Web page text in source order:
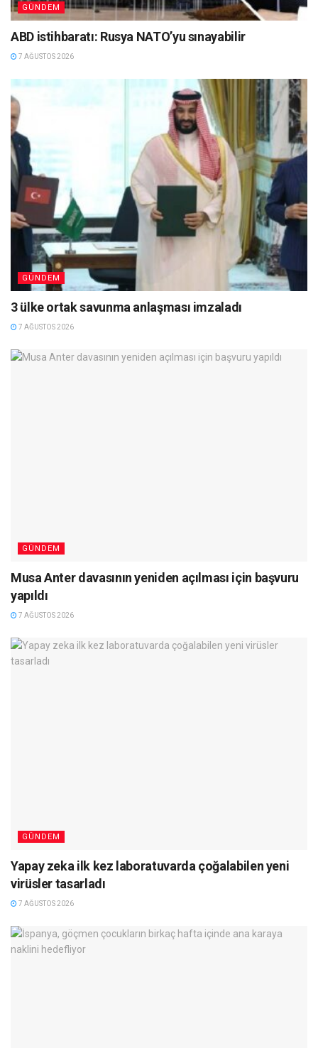
GÜNDEM
ABD istihbaratı: Rusya NATO’yu sınayabilir
7 AĞUSTOS 2026
GÜNDEM
3 ülke ortak savunma anlaşması imzaladı
7 AĞUSTOS 2026
GÜNDEM
Musa Anter davasının yeniden açılması için başvuru
yapıldı
7 AĞUSTOS 2026
GÜNDEM
Yapay zeka ilk kez laboratuvarda çoğalabilen yeni
virüsler tasarladı
7 AĞUSTOS 2026